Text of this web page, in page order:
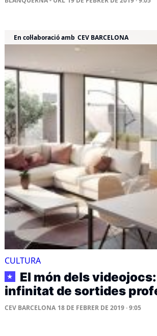
En col·laboració amb CEV BARCELONA
CULTURA
★
El món dels
infinitat de sortides
CEV BARCELONA 18 DE FEBRER DE 2019 · 9:05